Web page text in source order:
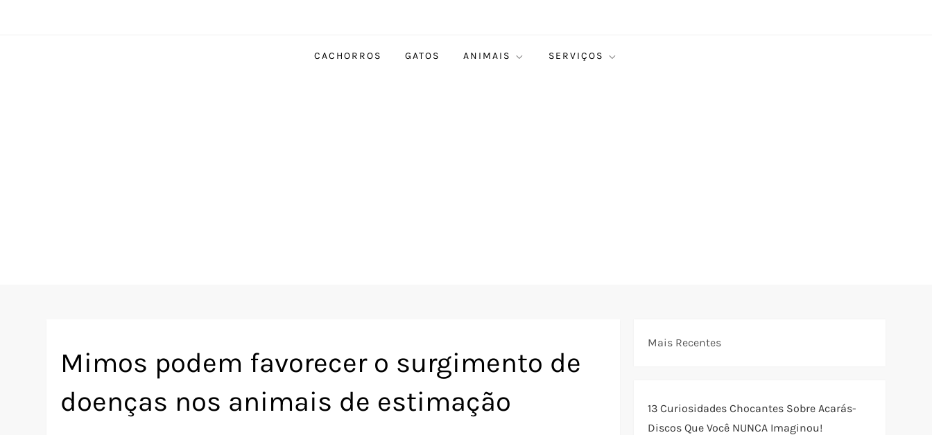
CACHORROS GATOS ANIMAIS SERVIÇOS
Mimos podem favorecer o surgimento de
doenças nos animais de estimação
Mais Recentes
13 Curiosidades Chocantes Sobre Acarás-
Discos Que Você NUNCA Imaginou!